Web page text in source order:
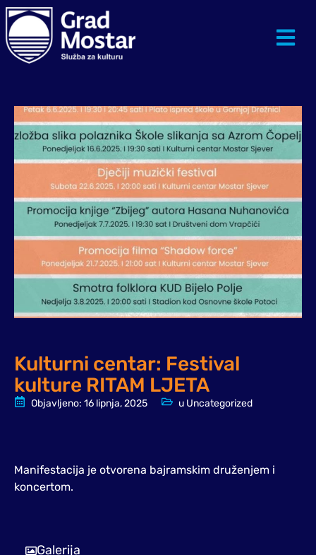
Kulturni centar: Festival
kulture RITAM LJETA
Objavljeno: 16 lipnja, 2025 u Uncategorized
Manifestacija je otvorena bajramskim druženjem i
koncertom.
Galerija